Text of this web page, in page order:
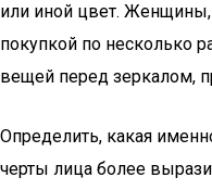
или иной цвет. Женщины,
покупкой по несколько
вещей перед зеркалом,
Определить, какая
черты лица более